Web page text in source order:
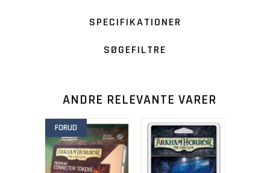
SPECIFIKATIONER
SØGEFILTRE
ANDRE RELEVANTE VARER
FORUD